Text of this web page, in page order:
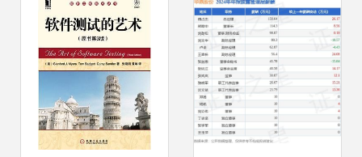
开发的协同产业链 硬件技术整合（第
三篇）